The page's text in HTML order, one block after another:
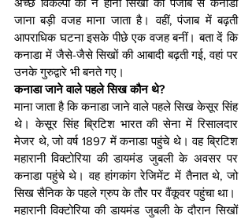
जाना बड़ी वजह माना जाता है। वहीं, पंजाब में बढ़ती
आपराधिक घटना इसके पीछे एक वजह बनीं। बता दें कि
कनाडा में जैसे-जैसे सिखों की आबादी बढ़ती गई, वहां पर
उनके गुरुद्वारे भी बनते गए।
कनाडा जाने वाले पहले सिख कौन थे?
माना जाता है कि कनाडा जाने वाले पहले सिख केसूर सिंह
थे। केसूर सिंह ब्रिटिश भारत की सेना में रिसालदार
मेजर थे, जो वर्ष 1897 में कनाडा पहुंचे थे। वह ब्रिटिश
महारानी विक्टोरिया की डायमंड जुबली के अवसर पर
कनाडा पहुंचे थे। वह हांगकांग रेजिमेंट में तैनात थे, जो
सिख सैनिक के पहले ग्रुप के तौर पर वैंकूवर पहुंचा था।
महारानी विक्टोरिया की डायमंड जुबली के दौरान सिखों